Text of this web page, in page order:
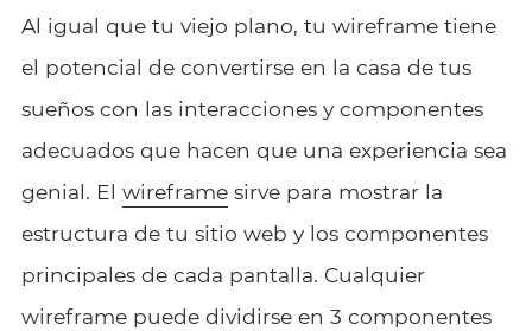
Al igual que tu viejo plano, tu wireframe tiene
el potencial de convertirse en la casa de tus
sueños con las interacciones y componentes
adecuados que hacen que una experiencia sea
genial. El wireframesirve para mostrar la
estructura de tu sitio web y los componentes
principales de cada pantalla. Cualquier
wireframe puede dividirse en 3 componentes